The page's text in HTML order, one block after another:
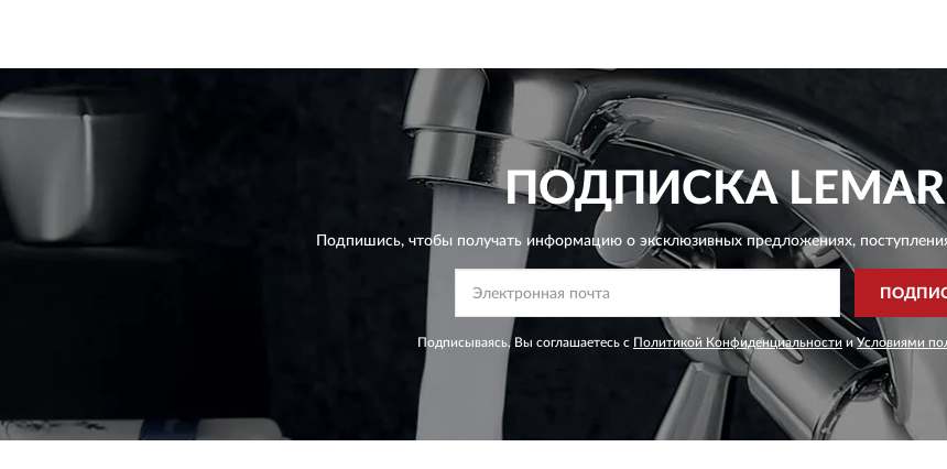
ПОДПИСКА
Подпишись, чтобы получать информацию о эксклюзивных предложениях,
Подписываясь, Вы соглашаетесь с Политикой Конфиденциальности иУсловиями